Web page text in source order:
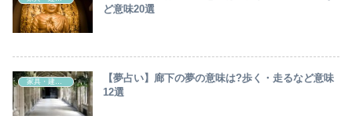
ど意味20選
家具・建造物
【夢占い】廊下の夢の意味は?歩く・走るなど意味
12選